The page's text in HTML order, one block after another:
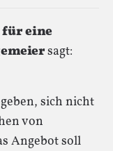
für eine
sagt:
sich nicht
von
Angebot soll